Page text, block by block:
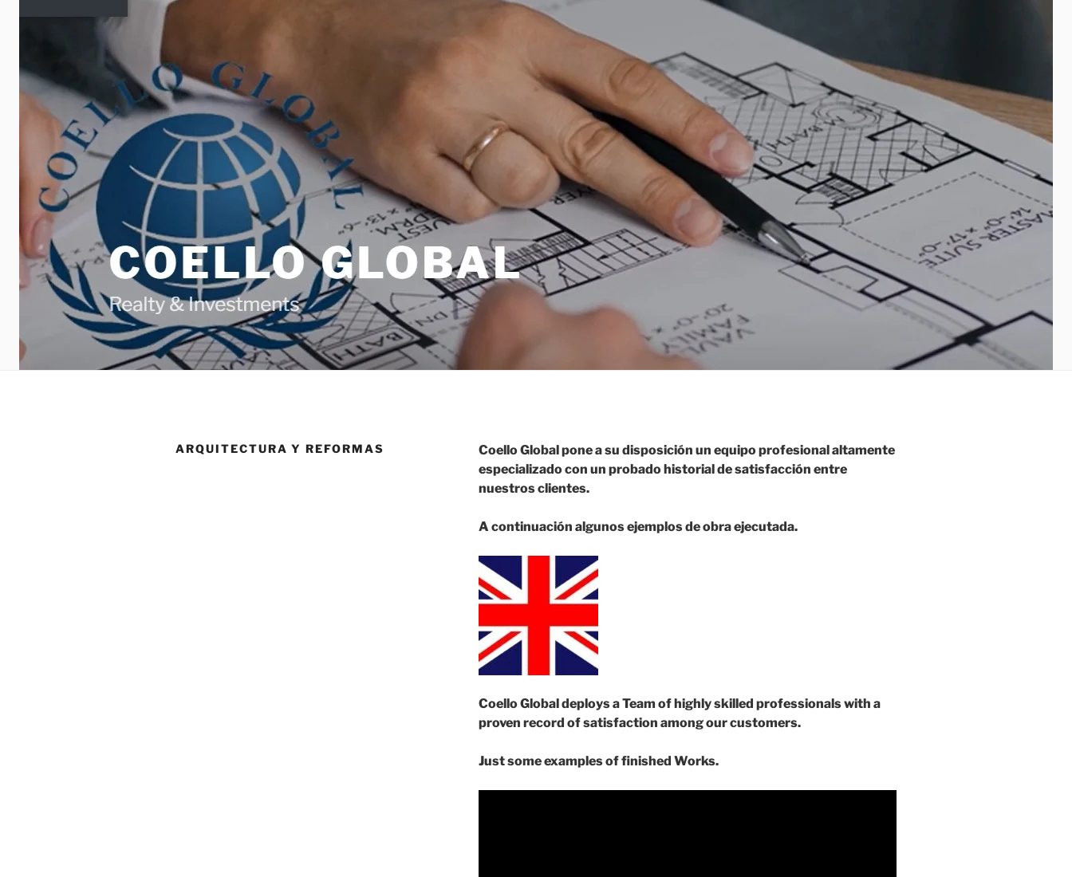
ARQUITECTURA Y REFORMAS
Coello Global pone a su disposición un equipo profesional altamente
especializado con un probado historial de satisfacción entre
nuestros clientes.
A continuación algunos ejemplos de obra ejecutada.
Coello Global deploys a Team of highly skilled professionals with a
proven record of satisfaction among our customers.
Just some examples of finished Works.